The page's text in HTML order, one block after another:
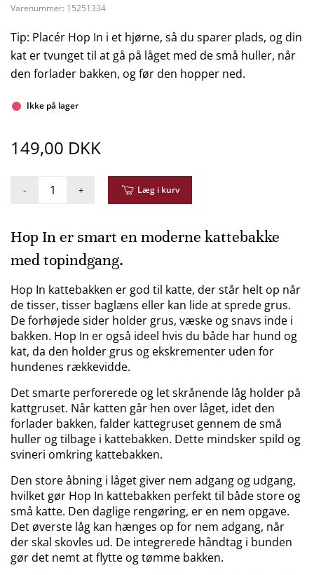
Varenummer: 15251334
Tip: Placér Hop In i et hjørne, så du sparer plads, og din
kat er tvunget til at gå på låget med de små huller, når
den forlader bakken, og før den hopper ned.
Ikke på lager
149,00 DKK
- + Læg i kurv
Hop In er smart en moderne kattebakke
med topindgang.
Hop In kattebakken er god til katte, der står helt op når
de tisser, tisser baglæns eller kan lide at sprede grus.
De forhøjede sider holder grus, væske og snavs inde i
bakken. Hop In er også ideel hvis du både har hund og
kat, da den holder grus og ekskrementer uden for
hundenes rækkevidde.
Det smarte perforerede og let skrånende låg holder på
kattgruset. Når katten går hen over låget, idet den
forlader bakken, falder kattegruset gennem de små
huller og tilbage i kattebakken. Dette mindsker spild og
svineri omkring kattebakken.
Den store åbning i låget giver nem adgang og udgang,
hvilket gør Hop In kattebakken perfekt til både store og
små katte. Den daglige rengøring, er en nem opgave.
Det øverste låg kan hænges op for nem adgang, når
der skal skovles ud. De integrerede håndtag i bunden
gør det nemt at flytte og tømme bakken.